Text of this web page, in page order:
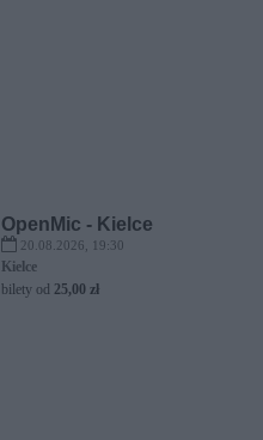
OpenMic - Kielce
20.08.2026, 19:30
Kielce
bilety od 25,00 zł